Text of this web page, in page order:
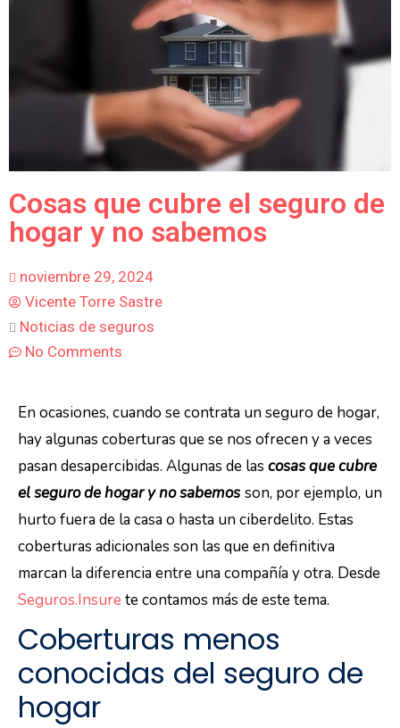
Cosas que cubre el seguro de
hogar y no sabemos
noviembre 29, 2024
Vicente Torre Sastre
Noticias de seguros
No Comments
En ocasiones, cuando se contrata un seguro de hogar,
hay algunas coberturas que se nos ofrecen y a veces
pasan desapercibidas. Algunas de las cosas que cubre
el seguro de hogar y no sabemos son, por ejemplo, un
hurto fuera de la casa o hasta un ciberdelito. Estas
coberturas adicionales son las que en definitiva
marcan la diferencia entre una compañía y otra. Desde
Seguros.Insure te contamos más de este tema.
Coberturas menos
conocidas del seguro de
hogar